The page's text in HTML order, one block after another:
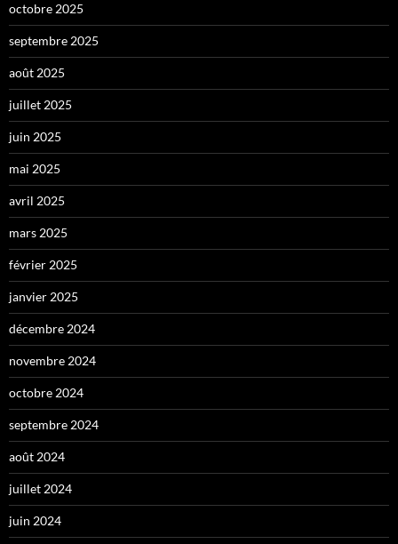
octobre 2025
septembre 2025
août 2025
juillet 2025
juin 2025
mai 2025
avril 2025
mars 2025
février 2025
janvier 2025
décembre 2024
novembre 2024
octobre 2024
septembre 2024
août 2024
juillet 2024
juin 2024